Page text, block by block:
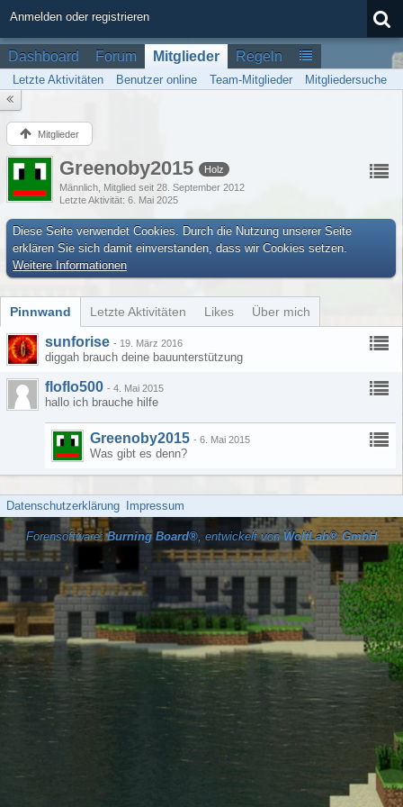
Anmelden oder registrieren
Dashboard Forum Mitglieder Regeln
Letzte Aktivitäten Benutzer online Team-Mitglieder Mitgliedersuche
Mitglieder
Greenoby2015
Holz
Männlich Mitglied seit 28. September 2012
Letzte Aktivität 6. Mai 2025
Diese Seite verwendet Cookies. Durch die Nutzung unserer Seite
erklären Sie sich damit einverstanden, dass wir Cookies setzen.
Weitere Informationen
Pinnwand Letzte Aktivitäten Likes Über mich
sunforise - 19. März 2016
diggah brauch deine bauunterstützung
floflo500 - 4. Mai 2015
hallo ich brauche hilfe
Greenoby2015 - 6. Mai 2015
Was gibt es denn?
Datenschutzerklärung Impressum
Forensoftware:Burning Board®, entwickelt von WoltLab® GmbH